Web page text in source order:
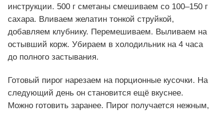
инструкции. 500 г сметаны смешиваем со 100–150 г
сахара. Вливаем желатин тонкой струйкой,
добавляем клубнику. Перемешиваем. Выливаем на
остывший корж. Убираем в холодильник на 4 часа
до полного застывания.
Готовый пирог нарезаем на порционные кусочки. На
следующий день он становится ещё вкуснее.
Можно готовить заранее. Пирог получается нежным,